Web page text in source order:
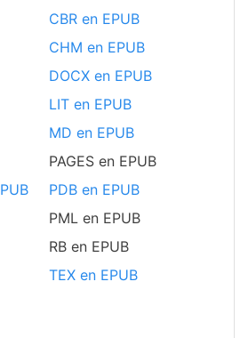
CBR en EPUB
CHM en EPUB
DOCX en EPUB
LIT en EPUB
MD en EPUB
PAGES en EPUB
PDB en EPUB
PML en EPUB
RB en EPUB
TEX en EPUB